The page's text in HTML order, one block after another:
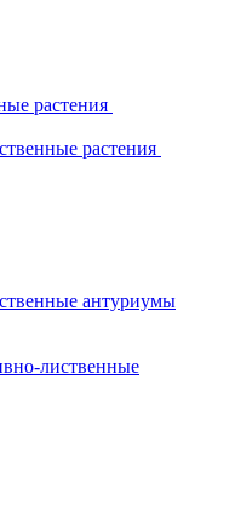
растения
растения
антуриумы
лиственные